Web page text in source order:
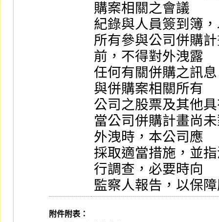
購案相關之會議
紀錄與人員簽到簿
所有參與公司併購
前，不得對外洩露
任何有關併購之訊
與併購案相關所有
公司之股票及其他
當公司併購計畫尚
外洩時，本公司應
採取適當措施，並
行調查，必要時向
監察人報告，以保
附件附表：